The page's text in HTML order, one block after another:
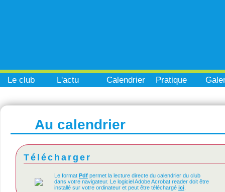
Le club L'actu Calendrier Pratique
Au calendrier
Télécharger
Le format Pdf permet la lecture directe du calendrier du club
dans votre navigateur. Le logiciel Adobe Acrobat reader doit être
installé sur votre ordinateur et peut être téléchargé ici